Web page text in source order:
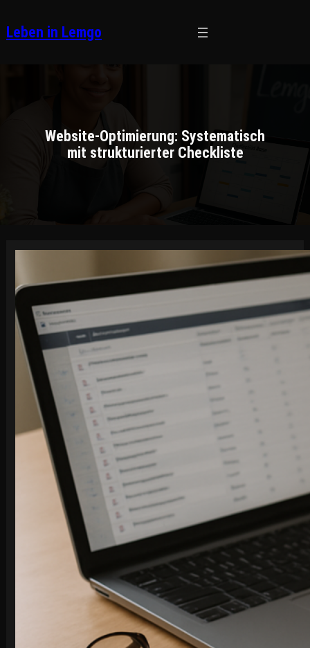
Inhalt
springen
Leben in Lemgo
Website-Optimierung: Systematisch
mit strukturierter Checkliste